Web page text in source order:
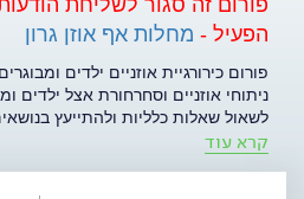
פורום זה סגור לשליחת
הפעיל - מחלות אף אוזן גרון
פורום כירורגיית אוזניים ילדים
ניתוחי אוזניים וסחרחורת אצל ילדים
לשאול שאלות כלליות ולהתייעץ
בתחום. הפורום נועד להבנה מעמיקה
קרא עוד